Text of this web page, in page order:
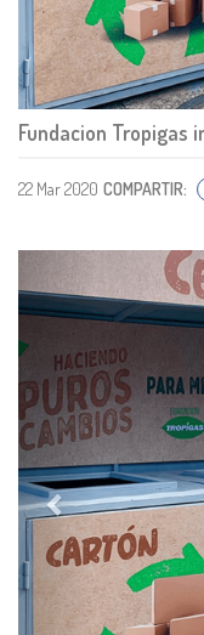
Fundacion Tropigas
22 Mar 2020 COMPARTIR: